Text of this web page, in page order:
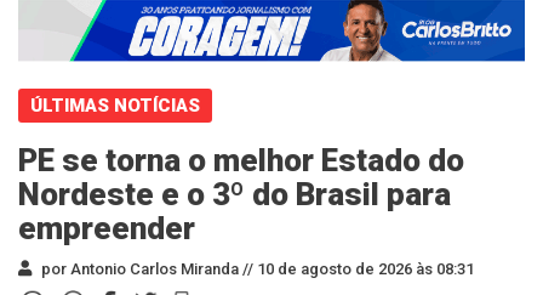
ÚLTIMAS NOTÍCIAS
PE se torna o melhor Estado do
Nordeste e o 3º do Brasil para
empreender
por Antonio Carlos Miranda // 10 de agosto de 2026 às 08:31